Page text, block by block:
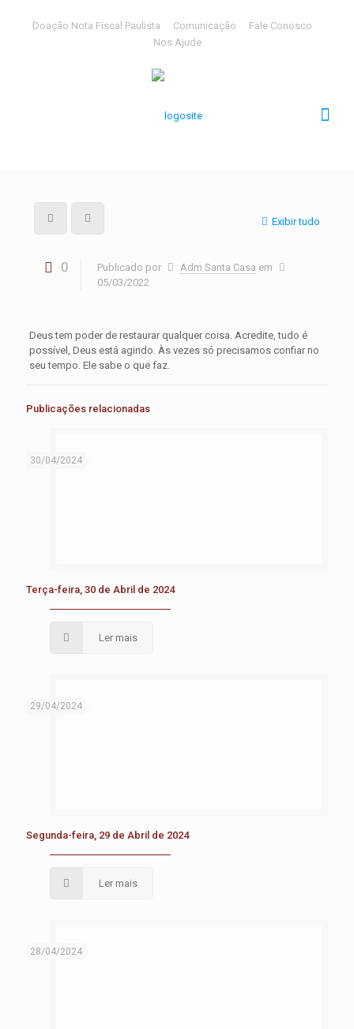
Doação Nota Fiscal Paulista Comunicação
Fale Conosco
Nos Ajude
Exibir tudo
0 Publicado por Adm Santa Casa em
05/03/2022
Deus tem poder de restaurar qualquer coisa. Acredite, tudo é
possível, Deus está agindo. Às vezes só precisamos confiar no
seu tempo. Ele sabe o que faz.
Publicações relacionadas
30/04/2024
Terça-feira, 30 de Abril de 2024
Ler mais
29/04/2024
Segunda-feira, 29 de Abril de 2024
Ler mais
28/04/2024